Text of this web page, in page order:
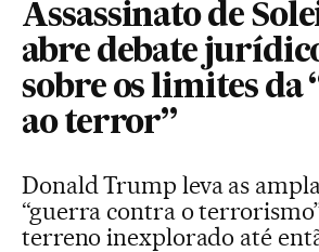
Assassinato de
abre debate
sobre os limites da
ao terror”
Donald Trump leva as
“guerra contra o
terreno inexplorado até